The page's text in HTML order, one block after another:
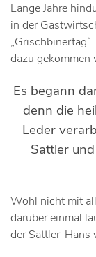
Lange Jahre
in der
dazu gekommen
Es begann
denn die
Leder
Sattler
Wohl nicht mit
darüber einmal
der Sattler-Hans